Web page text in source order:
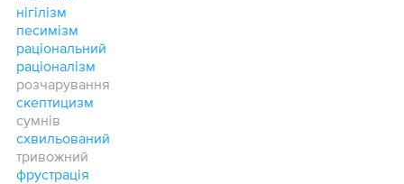
нігілізм
песимізм
раціональний
раціоналізм
розчарування
скептицизм
сумнів
схвильований
тривожний
фрустрація